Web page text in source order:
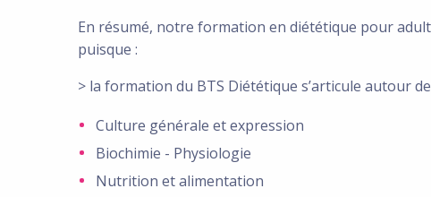
En résumé, notre formation en diététique pour
puisque :
> la formation du BTS Diététique s’articule autour
Culture générale et expression
Biochimie - Physiologie
Nutrition et alimentation